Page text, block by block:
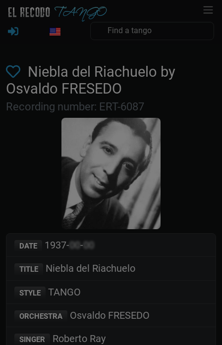
Niebla del Riachuelo by
Osvaldo FRESEDO
Recording number: ERT-6087
DATE 1937-00 -00
TITLE Niebla del Riachuelo
STYLE TANGO
ORCHESTRA Osvaldo FRESEDO
SINGER Roberto Ray